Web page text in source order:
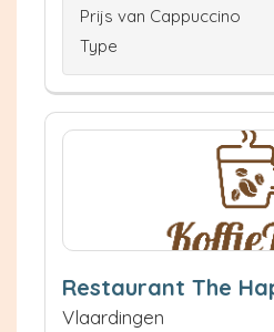
Prijs van Cappuccino
Type
Restaurant The
Vlaardingen